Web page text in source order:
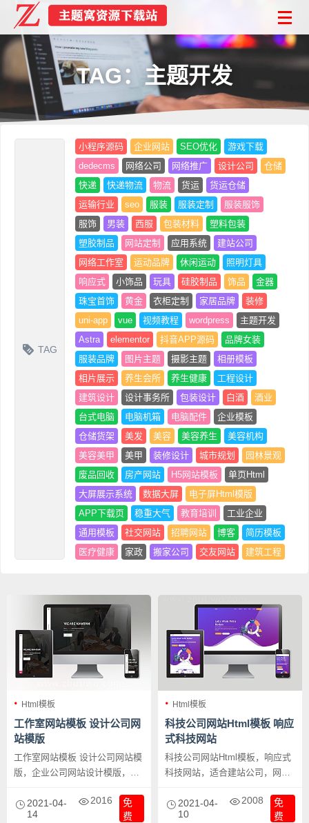
TAG：主题开发
TAG
小程序源码 企业网站 SEO优化
游戏下载
dedecms
网络公司 网络推广 设计公司
仓储
快递
快递物流 物流 货运
货运仓储
运输行业
seo 服装 服装定制
服装服饰
服饰
男装 西服 包装材料
塑料包装
塑胶制品
网站定制 应用系统
建站公司
网络工作室
运动品牌 休闲运动
照明灯具
响应式
小饰品 玩具 硅胶制品 饰品
金器
珠宝首饰
黄金 衣柜定制 家居品牌
装修
uni-app
vue 视频教程 wordpress
主题开发
Astra
elementor 抖音APP源码
品牌女装
服装品牌
图片主题 摄影主题
相册模板
相片展示
养生会所 养生健康
工程设计
建筑设计
设计事务所 包装设计 白酒
酒业
台式电脑
电脑机箱 电脑配件
企业模板
仓储货架
美发 美容 美容养生
美容机构
美容美甲
美甲 装修设计 城市规划
园林景观
废品回收
房产网站 H5网站模板
单页Html
大屏展示系统
数据大屏
电子屏Html模版
APP下载页
稳重大气 教育培训
工业企业
通用模板
社交网站 招聘网站 博客
简历模板
医疗健康
家政 搬家公司 交友网站 建筑工程
Html模板
工作室网站模板 设计公司网
站模版
工作室网站模板 设计公司网站模
版，企业公司网站设计模版，支
持。2021-04-
14
2016
免
费
Html模板
科技公司网站Html模板 响应
式科技网站
科技公司网站Html模板，响应式
科技网站，适合建站公司，网络
公司的网站模版。
2021-04-
10
2008
免
费